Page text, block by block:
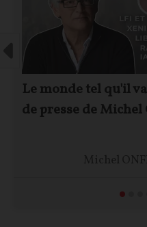
Le monde tel qu'il
de presse de Michel